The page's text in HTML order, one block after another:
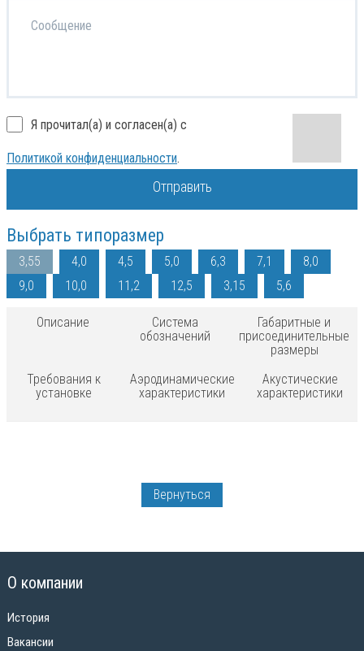
Я прочитал(а) и согласен(а) с
Политикой конфиденциальности.
Отправить
Выбрать типоразмер
3,55 4,0 4,5 5,0 6,3 7,1
8,0
9,0
10,0 11,2 12,5 3,15 5,6
Описание
Система
обозначений
Габаритные и
присоединительные
размеры
Требования к
установке
Аэродинамические
характеристики
Акустические
характеристики
Вернуться
О компании
История
Вакансии